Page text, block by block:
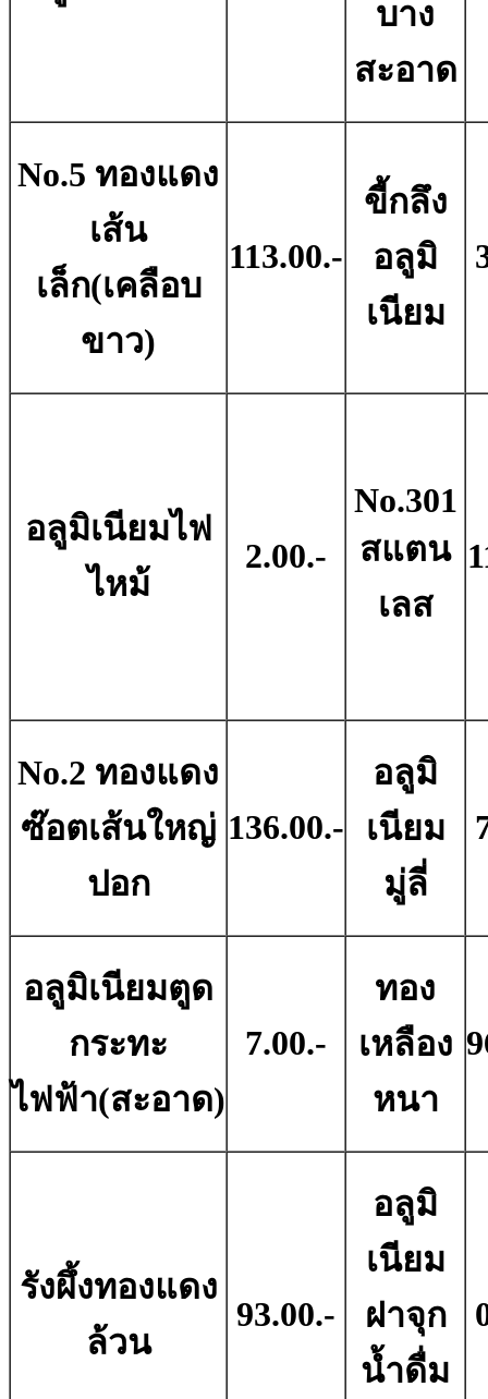
บาง
สะอาด
No.5 ทองแดง
เส้น
เล็ก(เคลือบ
ขาว)
113.00.-
ขี้กลึง
อลูมิ
เนียม
อลูมิเนียมไฟ
ไหม้
2.00.-
No.301
สแตน
เลส
No.2 ทองแดง
ซ๊อตเส้นใหญ่
ปอก
136.00.-
อลูมิ
เนียม
มู่ลี่
อลูมิเนียมตูด
กระทะ
ไฟฟ้า(สะอาด)
7.00.-
ทอง
เหลือง
หนา
รังผึ้งทองแดง
ล้วน
93.00.-
อลูมิ
เนียม
ฝาจุก
น้ำดื่ม